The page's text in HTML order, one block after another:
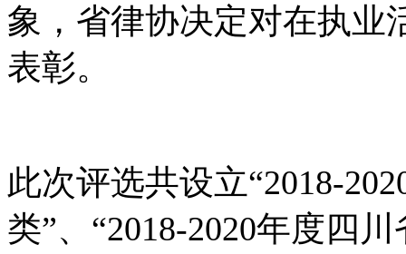
象，省律协决定对在执业
表彰。
此次评选共设立“2018-
类”、“2018-2020年度四